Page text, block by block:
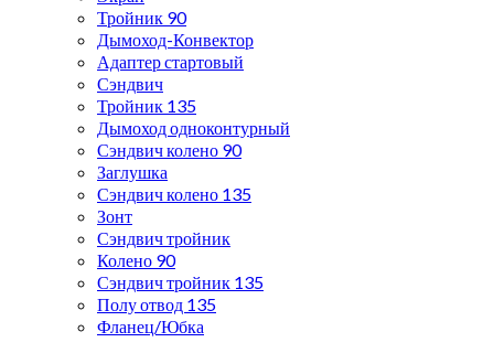
Тройник 90
Дымоход-Конвектор
Адаптер стартовый
Сэндвич
Тройник 135
Дымоход одноконтурный
Сэндвич колено 90
Заглушка
Сэндвич колено 135
Зонт
Сэндвич тройник
Колено 90
Сэндвич тройник 135
Полу отвод 135
Фланец/Юбка